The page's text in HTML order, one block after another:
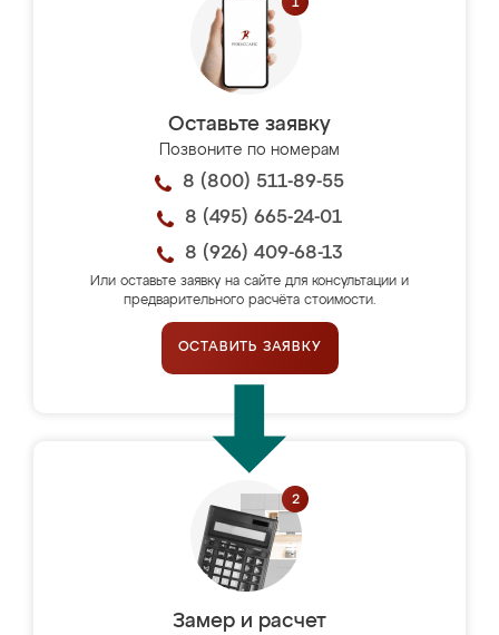
Оставьте заявку
Позвоните по номерам
8 (800) 511-89-55
8 (495) 665-24-01
8 (926) 409-68-13
Или оставьте заявку на сайте для консультации и
предварительного расчёта стоимости.
ОСТАВИТЬ ЗАЯВКУ
Замер и расчет